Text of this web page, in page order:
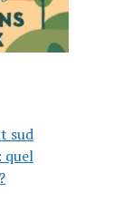
sud
quel